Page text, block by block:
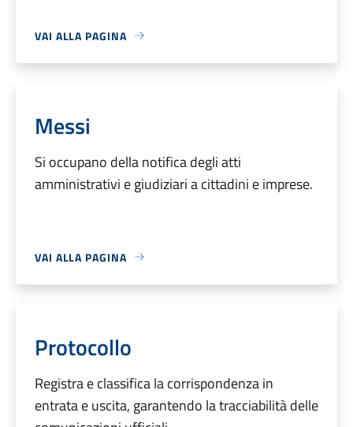
VAI ALLA PAGINA
Messi
Si occupano della notifica degli atti
amministrativi e giudiziari a cittadini e imprese.
VAI ALLA PAGINA
Protocollo
Registra e classifica la corrispondenza in
entrata e uscita, garantendo la tracciabilità delle